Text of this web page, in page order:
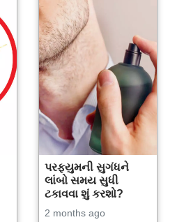
પરફ્યુમની સુગંધને
લાંબો સમય સુધી
ટકાવવા શું કરશો?
2 months ago